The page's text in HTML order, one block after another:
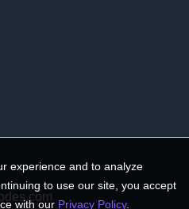
experience and to analyze
to use our site, you accept
with our Privacy Policy.